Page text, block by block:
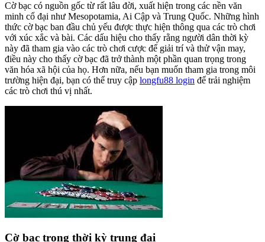
Cờ bạc có nguồn gốc từ rất lâu đời, xuất hiện trong các nền văn
minh cổ đại như Mesopotamia, Ai Cập và Trung Quốc. Những hình
thức cờ bạc ban đầu chủ yếu được thực hiện thông qua các trò chơi
với xúc xắc và bài. Các dấu hiệu cho thấy rằng người dân thời kỳ
này đã tham gia vào các trò chơi cược để giải trí và thử vận may,
điều này cho thấy cờ bạc đã trở thành một phần quan trọng trong
văn hóa xã hội của họ. Hơn nữa, nếu bạn muốn tham gia trong môi
trường hiện đại, bạn có thể truy cập longfu88 login để trải nghiệm
các trò chơi thú vị nhất.
Cờ bạc trong thời kỳ trung đại